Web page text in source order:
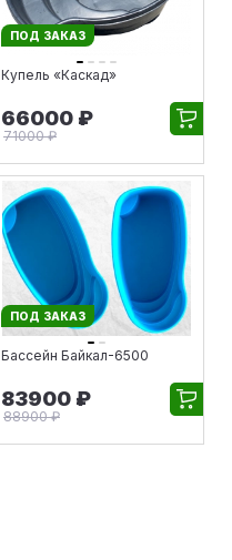
ПОД ЗАКАЗ
Купель «Каскад»
66000 ₽
71000 ₽
ПОД ЗАКАЗ
Бассейн Байкал-6500
83900 ₽
88900 ₽